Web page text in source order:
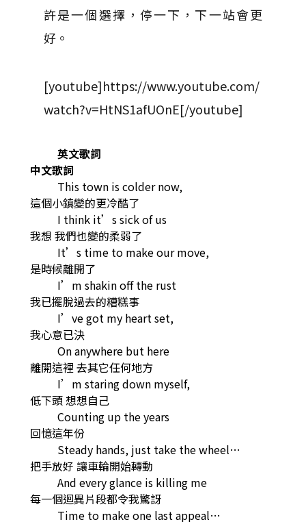
許是一個選擇，停一下，下一站會更
好。
[youtube]https://www.youtube.com/
watch?v=HtNS1afUOnE[/youtube]
英文歌詞
中文歌詞
This town is colder now,
這個小鎮變的更冷酷了
I think it’s sick of us
我想 我們也變的柔弱了
It’s time to make our move,
是時候離開了
I’m shakin off the rust
我已擺脫過去的糟糕事
I’ve got my heart set,
我心意已決
On anywhere but here
離開這裡 去其它任何地方
I’m staring down myself,
低下頭 想想自己
Counting up the years
回憶這年份
Steady hands, just take the wheel…
把手放好 讓車輪開始轉動
And every glance is killing me
每一個迴異片段都令我驚訝
Time to make one last appeal…